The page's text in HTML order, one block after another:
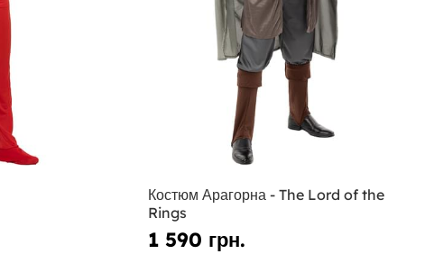
Костюм Арагорна - The Lord of the
Rings
1 590 грн.